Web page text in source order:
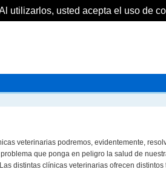
veterinarias podremos, evidentemente,
que ponga en peligro la salud de
distintas clínicas veterinarias ofrecen distintos
utilizarlos, usted acepta el uso de